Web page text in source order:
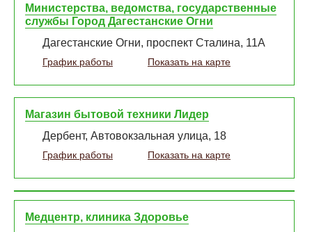
Министерства, ведомства, государственные
службы Город Дагестанские Огни
Дагестанские Огни, проспект Сталина, 11А
График работы Показать на карте
Магазин бытовой техники Лидер
Дербент, Автовокзальная улица, 18
График работы Показать на карте
Медцентр, клиника Здоровье